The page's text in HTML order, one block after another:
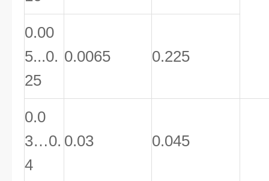
0.00
5...0.
25
0.0065 0.225
0.0
3…0.
4
0.03 0.045